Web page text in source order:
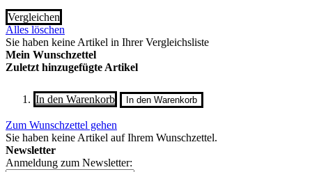
Vergleichen
Alles löschen
Sie haben keine Artikel in Ihrer Vergleichsliste
Mein Wunschzettel
Zuletzt hinzugefügte Artikel
In den Warenkorb In den Warenkorb
Zum Wunschzettel gehen
Sie haben keine Artikel auf Ihrem Wunschzettel.
Newsletter
Anmeldung zum Newsletter: